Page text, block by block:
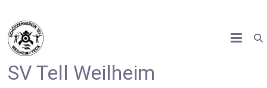
Inhalt
springen
SV Tell Weilheim